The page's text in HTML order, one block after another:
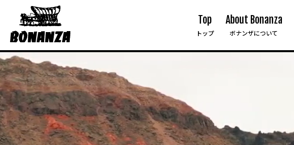
Top
トップ
About Bonanza
ボナンザについて